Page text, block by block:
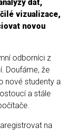
dat,
vizualizace,
novou
odborníci z
Doufáme, že
nové studenty a
a stále
na